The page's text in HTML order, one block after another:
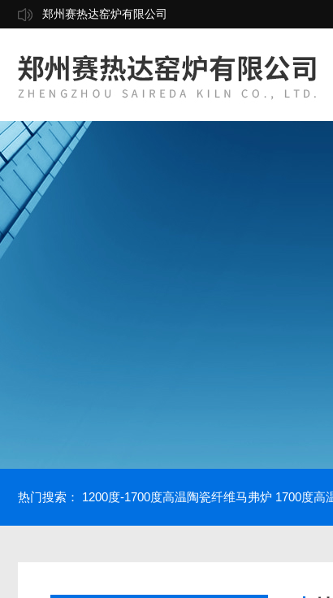
郑州赛热达窑炉有限公司
热门搜索： 1200度-1700度高温陶瓷纤维马弗炉 1700度高